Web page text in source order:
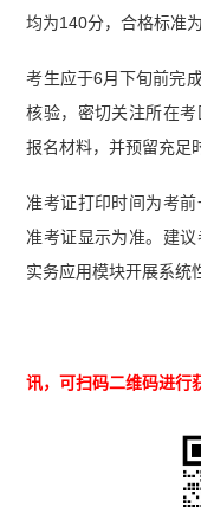
均为140分，合格标准为
考生应于6月下旬前完
核验，密切关注所在
报名材料，并预留充足
准考证打印时间为考
准考证显示为准。建
实务应用模块开展系统
讯，可扫码二维码进行